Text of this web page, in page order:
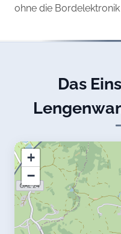
ohne die
Das
+
−